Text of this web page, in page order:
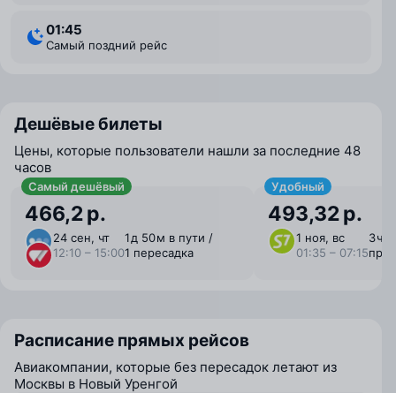
01:45
Самый поздний рейс
Дешёвые билеты
Цены, которые пользователи нашли за последние 48
часов
Самый дешёвый
466,2 р.
24 сен, чт
12:10 – 15:00
1 ⁠д 50 ⁠м в пути /
1 пересадка
Удобный
493,32 р.
1 ноя, вс
01:35 – 07:15
3 ⁠ч
Расписание прямых рейсов
Авиакомпании, которые без пересадок летают из
Москвы в Новый Уренгой